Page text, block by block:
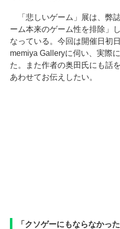
「悲しいゲーム」展は、弊
ーム本来のゲーム性を排除」
なっている。今回は開催日初
memiya Galleryに伺い、実際
た。また作者の奥田氏にも話
あわせてお伝えしたい。
「クソゲーにもならなかっ